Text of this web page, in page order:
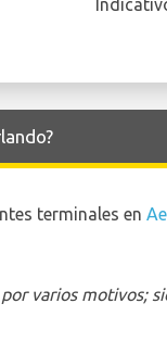
terminales en
varios motivos;